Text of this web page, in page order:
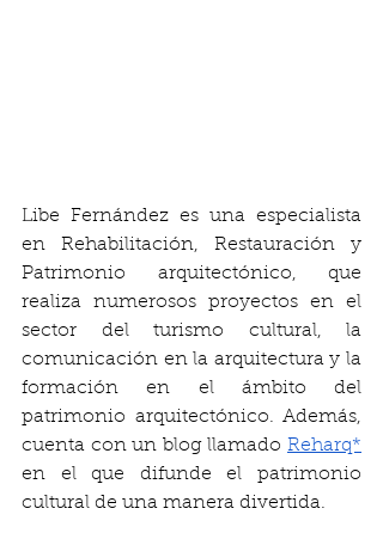
Libe Fernández es una especialista
en Rehabilitación, Restauración y
Patrimonio arquitectónico, que
realiza numerosos proyectos en el
sector del turismo cultural, la
comunicación en la arquitectura y la
formación en el ámbito del
patrimonio arquitectónico. Además,
cuenta con un blog llamado Reharq*
en el que difunde el patrimonio
cultural de una manera divertida.